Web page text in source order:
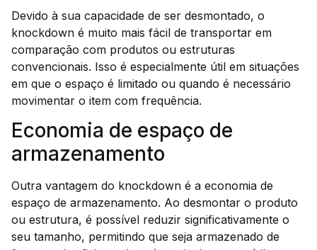
Devido à sua capacidade de ser desmontado, o
knockdown é muito mais fácil de transportar em
comparação com produtos ou estruturas
convencionais. Isso é especialmente útil em situações
em que o espaço é limitado ou quando é necessário
movimentar o item com frequência.
Economia de espaço de
armazenamento
Outra vantagem do knockdown é a economia de
espaço de armazenamento. Ao desmontar o produto
ou estrutura, é possível reduzir significativamente o
seu tamanho, permitindo que seja armazenado de